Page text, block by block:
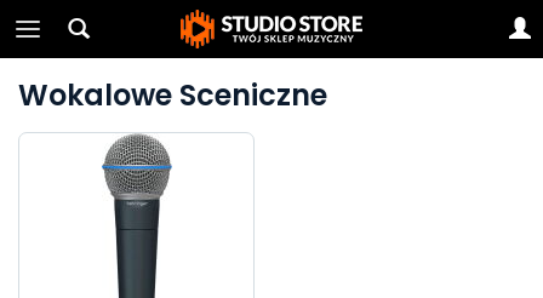
Wokalowe Sceniczne